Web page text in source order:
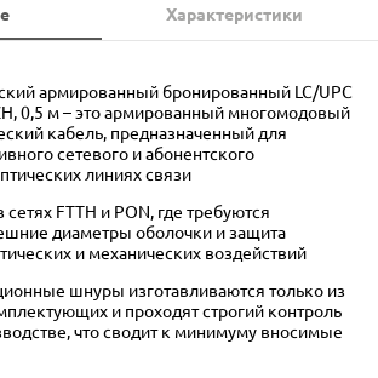
Характеристики
армированный бронированный LC/UPC
0,5 м – это армированный многомодовый
кабель, предназначенный для
сетевого и абонентского
линиях связи
FTTH и PON, где требуются
диаметры оболочки и защита
и механических воздействий
шнуры изготавливаются только из
и проходят строгий контроль
что сводит к минимуму вносимые